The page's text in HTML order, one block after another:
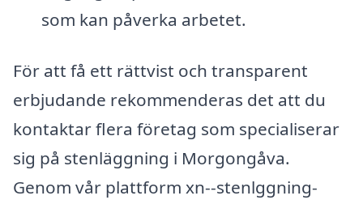
som kan påverka arbetet.
För att få ett rättvist och transparent
erbjudande rekommenderas det att du
kontaktar flera företag som specialiserar
sig på stenläggning i Morgongåva.
Genom vår plattform xn--stenlggning-